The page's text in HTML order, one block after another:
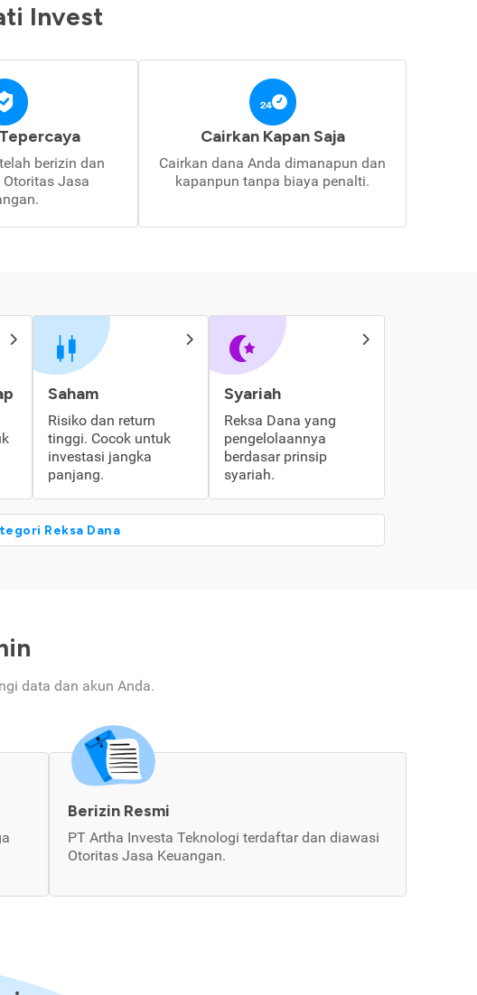
Invest
berizin dan
Jasa
Cairkan Kapan Saja
Cairkan dana Anda dimanapun dan
kapanpun tanpa biaya penalti.
Saham
Risiko dan return
tinggi. Cocok untuk
investasi jangka
panjang.
Syariah
Reksa Dana yang
pengelolaannya
berdasar prinsip
syariah.
Reksa Dana
data dan akun Anda.
Berizin Resmi
PT Artha Investa Teknologi terdaftar dan diawasi
Otoritas Jasa Keuangan.